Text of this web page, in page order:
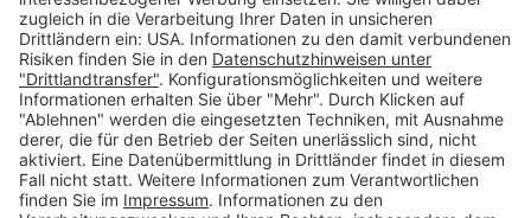
Kategorien
Betriebsorganisation (52)
Schlüsselorganisation (140)
Reifenorganisation (35)
Werkstattorganisation (166)
Preisauszeichnung und Preisdisplays (35)
Formulare KFZ und Werkstatt (34)
Kennzeichenhalter (49)
KFZ-Verkauf und KFZ-Präsentation (19)
Aussenwerbung (47)
Prospektpräsentation, Infosysteme (29)
Werbeartikel und Give-Aways (212)